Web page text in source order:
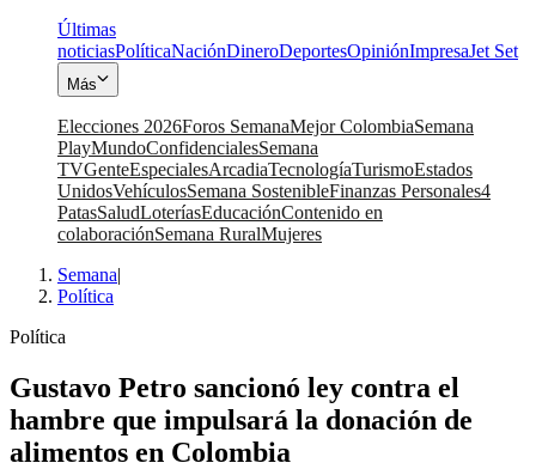
Últimas
noticiasPolíticaNaciónDineroDeportesOpiniónImpresaJet Set
Más
Elecciones 2026Foros SemanaMejor ColombiaSemana
PlayMundoConfidencialesSemana
TVGenteEspecialesArcadiaTecnologíaTurismoEstados
UnidosVehículosSemana SostenibleFinanzas Personales4
PatasSaludLoteríasEducaciónContenido en
colaboraciónSemana RuralMujeres
Semana|
Política
Política
Gustavo Petro sancionó ley contra el
hambre que impulsará la donación de
alimentos en Colombia